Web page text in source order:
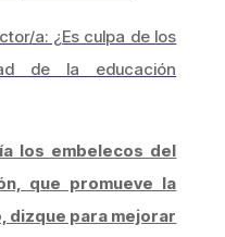
a: ¿Es culpa de los
de la educación
los embelecos del
que promueve la
para mejorar